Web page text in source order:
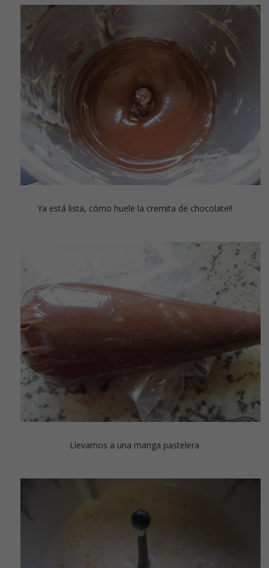
Ya está lista, cómo huele la cremita de chocolate!!
Llevamos a una manga pastelera